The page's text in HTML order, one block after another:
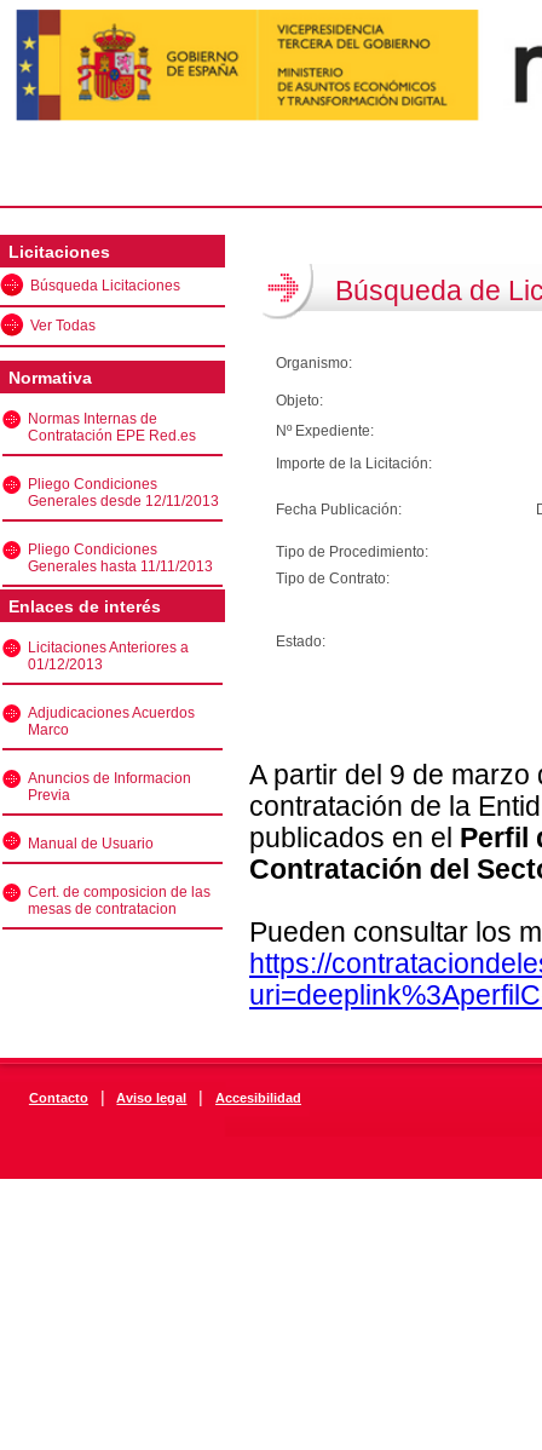
Licitaciones
Búsqueda Licitaciones
Ver Todas
Normativa
Normas Internas de
Contratación EPE Red.es
Pliego Condiciones
Generales desde 12/11/2013
Pliego Condiciones
Generales hasta 11/11/2013
Enlaces de interés
Licitaciones Anteriores a
01/12/2013
Adjudicaciones Acuerdos
Marco
Anuncios de Informacion
Previa
Manual de Usuario
Cert. de composicion de las
mesas de contratacion
Búsqueda de
Organismo:
Objeto:
Nº Expediente:
Importe de la Licitación:
Fecha Publicación:
Tipo de Procedimiento:
Tipo de Contrato:
Estado:
A partir del 9 de
contratación de la
publicados en el Perfil
Contratación del
Pueden consultar los
https://
Contacto | Aviso legal | Accesibilidad